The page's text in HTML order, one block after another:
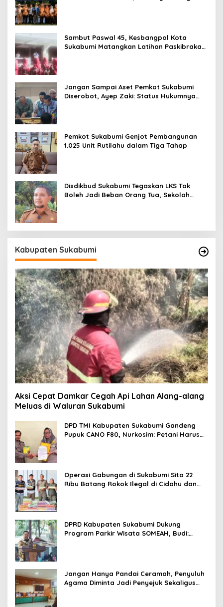
Sambut Paswal 45, Kesbangpol Kota
Sukabumi Matangkan Latihan Paskibraka
Jangan Sampai Aset Pemkot Sukabumi
Diserobot, Ayep Zaki: Status Hukumnya
Pemkot Sukabumi Genjot Pembangunan
1.025 Unit Rutilahu dalam Tiga Tahap
Disdikbud Sukabumi Tegaskan LKS Tak
Boleh Jadi Beban Orang Tua, Sekolah
Kabupaten Sukabumi
Aksi Cepat Damkar Cegah Api Lahan Alang-alang
Meluas di Waluran Sukabumi
DPD TMI Kabupaten Sukabumi Gandeng
Pupuk CANO F80, Nurkosim: Petani Harus
Operasi Gabungan di Sukabumi Sita 22
Ribu Batang Rokok Ilegal di Cidahu dan
DPRD Kabupaten Sukabumi Dukung
Program Parkir Wisata SOMEAH, Budi:
Jangan Hanya Pandai Ceramah, Penyuluh
Agama Diminta Jadi Penyejuk Sekaligus